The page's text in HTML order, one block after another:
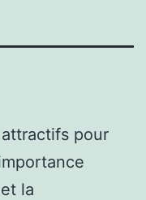
pour
la